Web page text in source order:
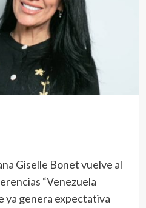
Giselle Bonet vuelve al
“Venezuela
ya genera expectativa